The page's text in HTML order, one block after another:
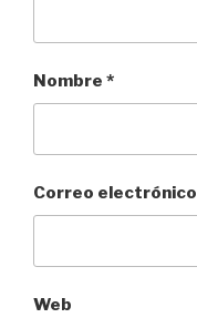
Nombre *
Correo electrónico
Web